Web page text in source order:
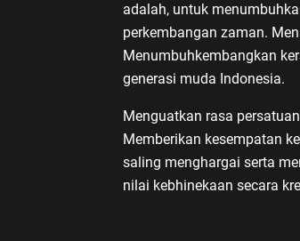
adalah, untuk
perkembangan zaman.
Menumbuhkembangkan
generasi muda Indonesia.
Menguatkan rasa
Memberikan kesempatan
saling menghargai serta
nilai kebhinekaan secara